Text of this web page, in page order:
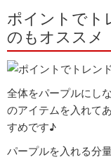
ポイントでト
のもオススメ
全体をパープルにし
のアイテムを入れて
すめです♪
パープルを入れる分